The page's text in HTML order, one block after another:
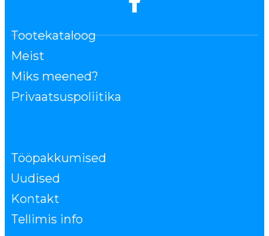
Tootekataloog
Meist
Miks meened?
Privaatsuspoliitika
Tööpakkumised
Uudised
Kontakt
Tellimis info